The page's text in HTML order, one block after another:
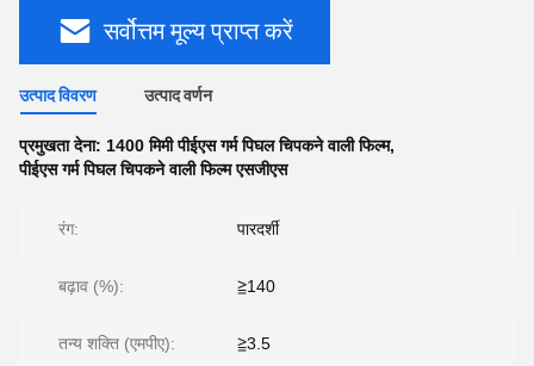
सर्वोत्तम मूल्य प्राप्त करें
उत्पाद विवरण उत्पाद वर्णन
प्रमुखता देना: 1400 मिमी पीईएस गर्म पिघल चिपकने वाली फिल्म,
पीईएस गर्म पिघल चिपकने वाली फिल्म एसजीएस
रंग: पारदर्शी
बढ़ाव (%): ≧140
तन्य शक्ति (एमपीए): ≧3.5